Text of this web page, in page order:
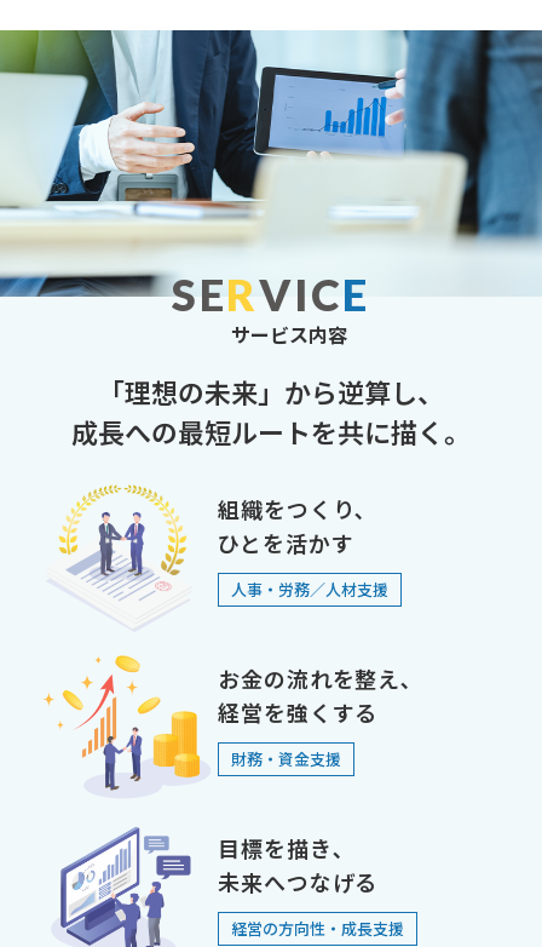
SERVICE
サービス内容
「理想の未来」から逆算し、
成長への最短ルートを共に描く。
組織をつくり､
ひとを活かす
⼈事‧労務／⼈材⽀援
お⾦の流れを整え､
経営を強くする
財務・資⾦⽀援
⽬標を描き､
未来へつなげる
経営の⽅向性‧成⻑⽀援